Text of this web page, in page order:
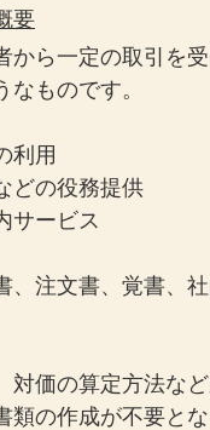
要
ら一定の取引を
ものです。
利用
どの役務提供
サービス
、注文書、覚書、
対価の算定方法な
の作成が不要とな